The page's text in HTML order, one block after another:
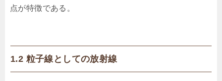
点が特徴である。
1.2 粒子線としての放射線